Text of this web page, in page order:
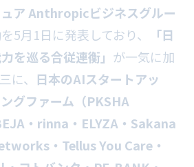
ュア Anthropicビジネスグルー
を5月1日に発表しており、
「日
を巡る合従連衡」 が一気に加
に、
日本のAIスタートアッ
グファーム（PKSHA
・rinna・ELYZA・Sakana
・Tellus You Care・